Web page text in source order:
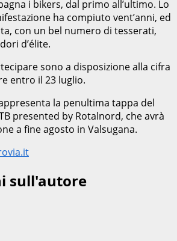
i bikers, dal primo all’ultimo. Lo
ha compiuto vent’anni, ed
con un bel numero di tesserati,
d’élite.
sono a disposizione alla cifra
entro il 23 luglio.
la penultima tappa del
presented by Rotalnord, che avrà
a fine agosto in Valsugana.
sull'autore